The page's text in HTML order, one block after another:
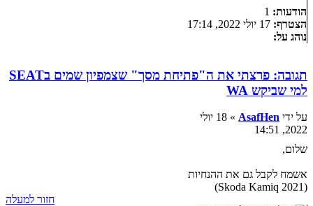
הודעות:
הצטרף:
נוהג על:
תגובה: פרצתי את ה"פתיחת מסך" שצמפיון שמים בSEAT
למי שביקש WA
על ידי AsafHen
» 18 יולי
2022, 14:51
שלום,
אשמח לקבל גם את ההנחיות
(Skoda Kamiq 2021)
חזור למעלה